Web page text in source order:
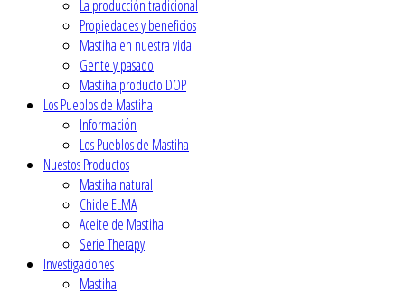
La producción tradicional
Propiedades y beneficios
Mastiha en nuestra vida
Gente y pasado
Mastiha producto DOP
Los Pueblos de Mastiha
Ιnformación
Los Pueblos de Mastiha
Nuestos Productos
Mastiha natural
Chicle ELMA
Aceite de Mastiha
Serie Therapy
Investigaciones
Mastiha